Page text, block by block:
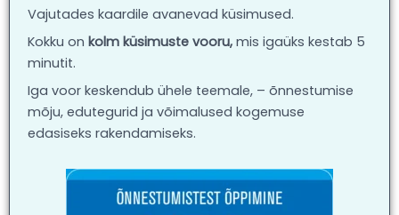
Vajutades kaardile avanevad küsimused.
Kokku on kolm küsimuste vooru, mis igaüks kestab 5
minutit.
Iga voor keskendub ühele teemale, – õnnestumise
mõju, edutegurid ja võimalused kogemuse
edasiseks rakendamiseks.